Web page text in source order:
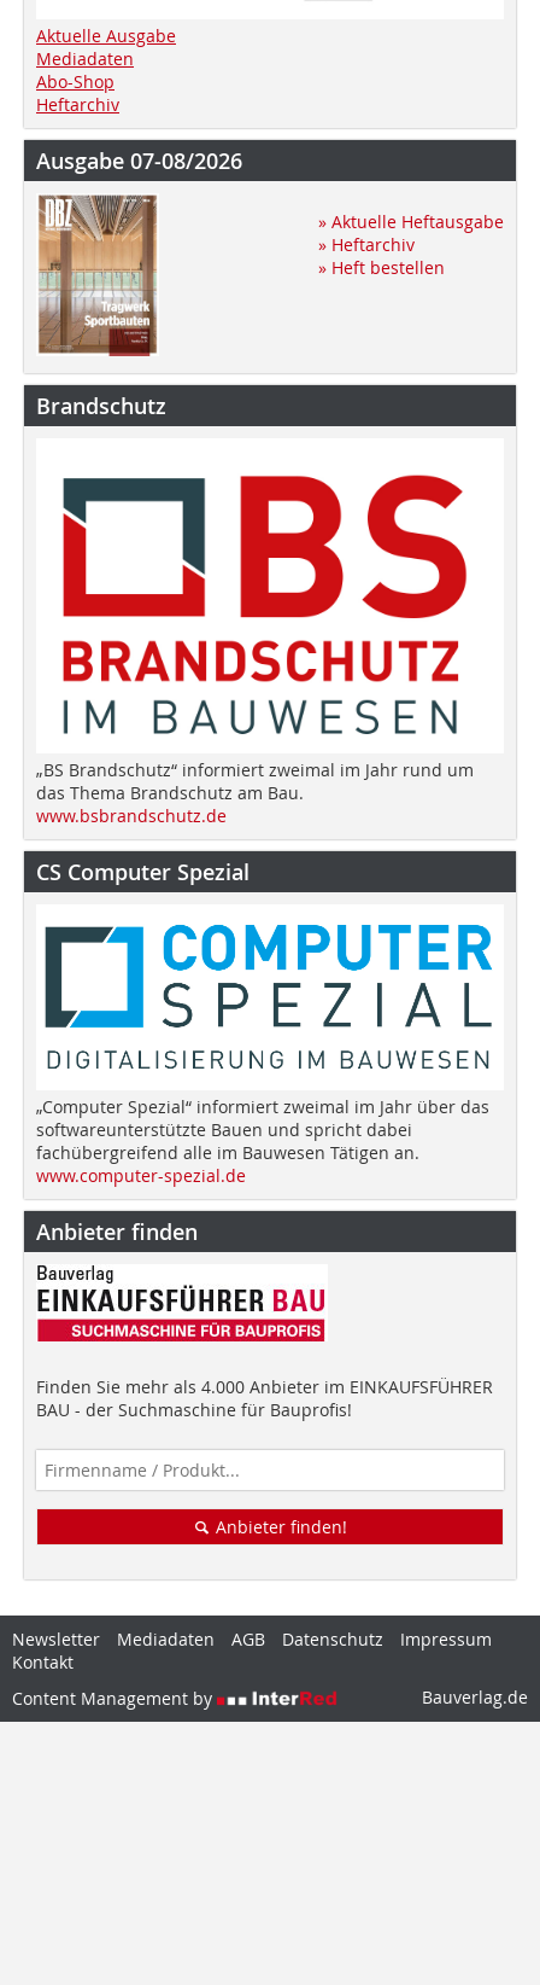
Aktuelle Ausgabe
Mediadaten
Abo-Shop
Heftarchiv
Ausgabe 07-08/2026
» Aktuelle Heftausgabe
» Heftarchiv
» Heft bestellen
Brandschutz
„BS Brandschutz“ informiert zweimal im Jahr rund um
das Thema Brandschutz am Bau.
www.bsbrandschutz.de
CS Computer Spezial
„Computer Spezial“ informiert zweimal im Jahr über das
softwareunterstützte Bauen und spricht dabei
fachübergreifend alle im Bauwesen Tätigen an.
www.computer-spezial.de
Anbieter finden
Finden Sie mehr als 4.000 Anbieter im EINKAUFSFÜHRER
BAU - der Suchmaschine für Bauprofis!
Anbieter finden!
Newsletter Mediadaten AGB Datenschutz
Impressum
Kontakt
Content Management by
Bauverlag.de